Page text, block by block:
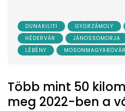
DUNAKILITI GYŐRZÁMOLY
HÉDERVÁR
JÁNOSSOMORJA
LÉBÉNY
MOSONMAGYARÓVÁR
Több mint 50
meg 2022-ben a